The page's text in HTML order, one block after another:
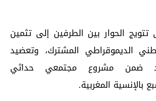
تتويج الحوار بين الطرفين إلى تثمين
الديموقراطي المشترك، وتعضيد
ضمن مشروع مجتمعي حداثي
المغربية.